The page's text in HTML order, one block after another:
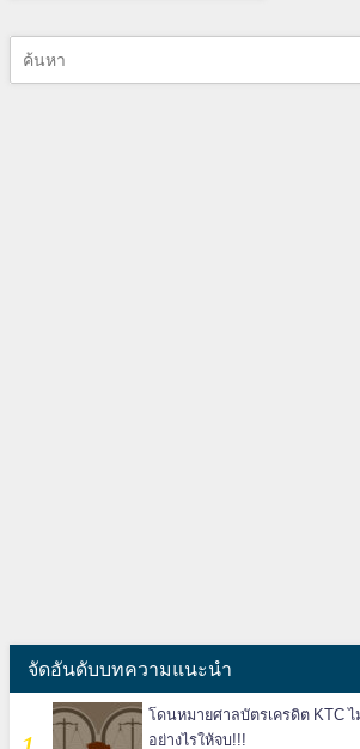
จัดอันดับบทความแนะนำ
โดนหมายศาลบัตรเครดิต KTC
อย่างไรให้จบ!!!